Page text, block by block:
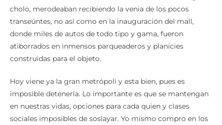
cholo, merodeaban recibiendo la venia de los pocos
transeúntes, no así como en la inauguración del mall,
donde miles de autos de todo tipo y gama, fueron
atiborrados en inmensos parqueaderos y planicies
construidas para el objeto.
Hoy viene ya la gran metrópoli y esta bien, pues es
imposible detenerla. Lo importante es que se mantengan
en nuestras vidas, opciones para cada quien y clases
sociales imposibles de soslayar. Yo mismo compro en los